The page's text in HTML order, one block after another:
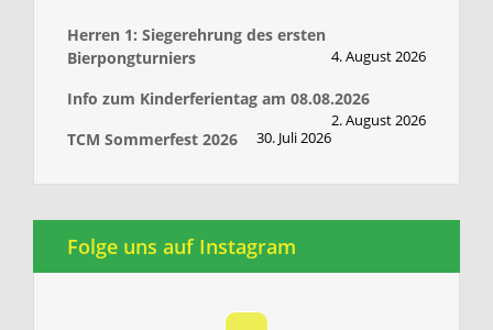
Herren 1: Siegerehrung des ersten
Bierpongturniers
4. August 2026
Info zum Kinderferientag am 08.08.2026
2. August 2026
TCM Sommerfest 2026 30. Juli 2026
Folge uns auf Instagram